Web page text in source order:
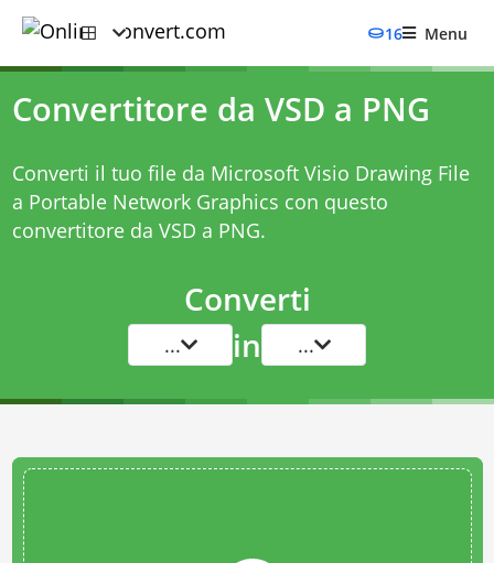
16 Menu
Convertitore da VSD a PNG
Converti il tuo file da Microsoft Visio Drawing File
a Portable Network Graphics con questo
convertitore da VSD a PNG.
Converti
... in ...